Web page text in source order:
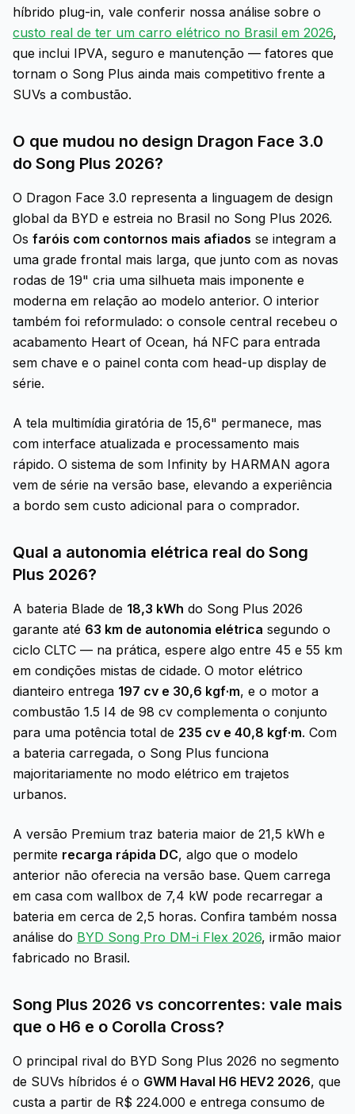
híbrido plug-in, vale conferir nossa análise sobre o
custo real de ter um carro elétrico no Brasil em 2026,
que inclui IPVA, seguro e manutenção — fatores que
tornam o Song Plus ainda mais competitivo frente a
SUVs a combustão.
O que mudou no design Dragon Face 3.0
do Song Plus 2026?
O Dragon Face 3.0 representa a linguagem de design
global da BYD e estreia no Brasil no Song Plus 2026.
Os faróis com contornos mais afiados se integram a
uma grade frontal mais larga, que junto com as novas
rodas de 19" cria uma silhueta mais imponente e
moderna em relação ao modelo anterior. O interior
também foi reformulado: o console central recebeu o
acabamento Heart of Ocean, há NFC para entrada
sem chave e o painel conta com head-up display de
série.
A tela multimídia giratória de 15,6" permanece, mas
com interface atualizada e processamento mais
rápido. O sistema de som Infinity by HARMAN agora
vem de série na versão base, elevando a experiência
a bordo sem custo adicional para o comprador.
Qual a autonomia elétrica real do Song
Plus 2026?
A bateria Blade de 18,3 kWh do Song Plus 2026
garante até 63 km de autonomia elétrica segundo o
ciclo CLTC — na prática, espere algo entre 45 e 55 km
em condições mistas de cidade. O motor elétrico
dianteiro entrega 197 cv e 30,6 kgf·m, e o motor a
combustão 1.5 I4 de 98 cv complementa o conjunto
para uma potência total de 235 cv e 40,8 kgf·m. Com
a bateria carregada, o Song Plus funciona
majoritariamente no modo elétrico em trajetos
urbanos.
A versão Premium traz bateria maior de 21,5 kWh e
permite recarga rápida DC, algo que o modelo
anterior não oferecia na versão base. Quem carrega
em casa com wallbox de 7,4 kW pode recarregar a
bateria em cerca de 2,5 horas. Confira também nossa
análise do BYD Song Pro DM-i Flex 2026, irmão maior
fabricado no Brasil.
Song Plus 2026 vs concorrentes: vale mais
que o H6 e o Corolla Cross?
O principal rival do BYD Song Plus 2026 no segmento
de SUVs híbridos é o GWM Haval H6 HEV2 2026, que
custa a partir de R$ 224.000 e entrega consumo de